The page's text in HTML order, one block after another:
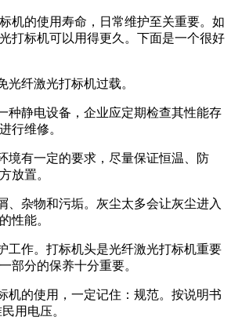
机的使用寿命，日常维护至关重要。如
打标机可以用得更久。下面是一个很好
光纤激光打标机过载。
种静电设备，企业应定期检查其性能存
行维修。
境有一定的要求，尽量保证恒温、防
放置。
、杂物和污垢。灰尘太多会让灰尘进入
性能。
工作。打标机头是光纤激光打标机重要
部分的保养十分重要。
机的使用，一定记住：规范。按说明书
用电压。